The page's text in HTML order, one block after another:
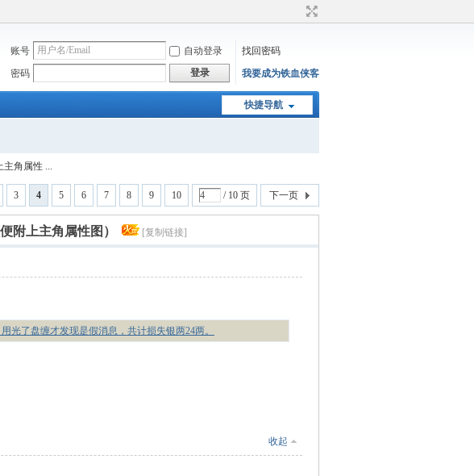
账号 自动登录
找回密码
密码
登录 我要成为铁血侠客
快捷导航
角属性 ...
3 4 5 6 7 8 9 10 / 10 页 下一页
附上主角属性图） [复制链接]
光了盘缠才发现是假消息，共计损失银两24两。
收起